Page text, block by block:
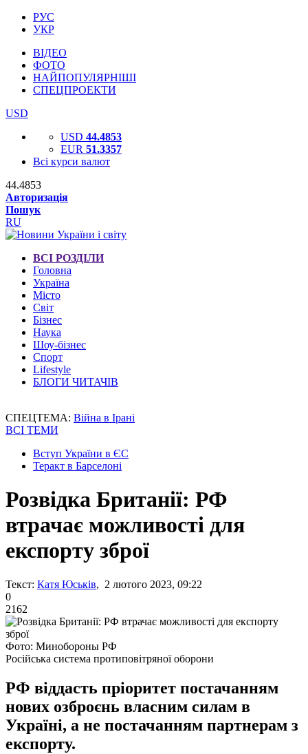
РУС
УКР
ВІДЕО
ФОТО
НАЙПОПУЛЯРНІШІ
СПЕЦПРОЕКТИ
USD
USD 44.4853
EUR 51.3357
Всі курси валют
44.4853
Авторизація
Пошук
RU
ВСІ РОЗДІЛИ
Головна
Україна
Місто
Світ
Бізнес
Наука
Шоу-бізнес
Спорт
Lifestyle
БЛОГИ ЧИТАЧІВ
СПЕЦТЕМА: Війна в Ірані
ВСІ ТЕМИ
Вступ України в ЄС
Теракт в Барселоні
Розвідка Британії: РФ
втрачає можливості для
експорту зброї
Текст: Катя Юськів, 2 лютого 2023, 09:22
0
2162
Фото: Минобороны РФ
Російська система протиповітряної оборони
РФ віддасть пріоритет постачанням
нових озброєнь власним силам в
Україні, а не постачанням партнерам з
експорту.